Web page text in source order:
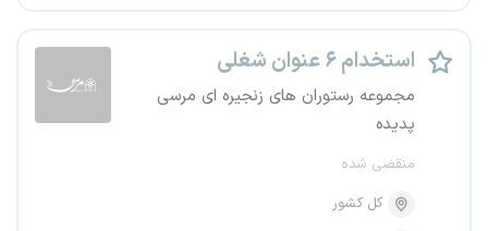
استخدام ۶ عنوان شغلی
مجموعه رستوران های زنجیره ای مرسی
پدیده
منقضی شده
کل کشور